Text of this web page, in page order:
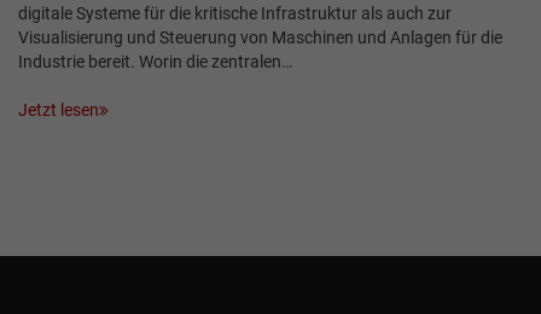
digitale Systeme für die kritische Infrastruktur als auch zur
Visualisierung und Steuerung von Maschinen und Anlagen für die
Industrie bereit. Worin die zentralen…
Jetzt lesen